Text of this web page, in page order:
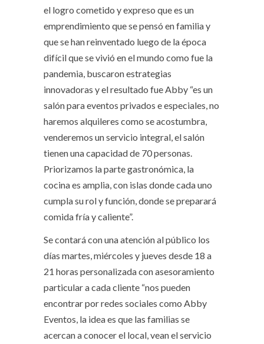
el logro cometido y expreso que es un
emprendimiento que se pensó en familia y
que se han reinventado luego de la época
difícil que se vivió en el mundo como fue la
pandemia, buscaron estrategias
innovadoras y el resultado fue Abby “es un
salón para eventos privados e especiales, no
haremos alquileres como se acostumbra,
venderemos un servicio integral, el salón
tienen una capacidad de 70 personas.
Priorizamos la parte gastronómica, la
cocina es amplia, con islas donde cada uno
cumpla su rol y función, donde se preparará
comida fría y caliente”.
Se contará con una atención al público los
días martes, miércoles y jueves desde 18 a
21 horas personalizada con asesoramiento
particular a cada cliente “nos pueden
encontrar por redes sociales como Abby
Eventos, la idea es que las familias se
acercan a conocer el local, vean el servicio